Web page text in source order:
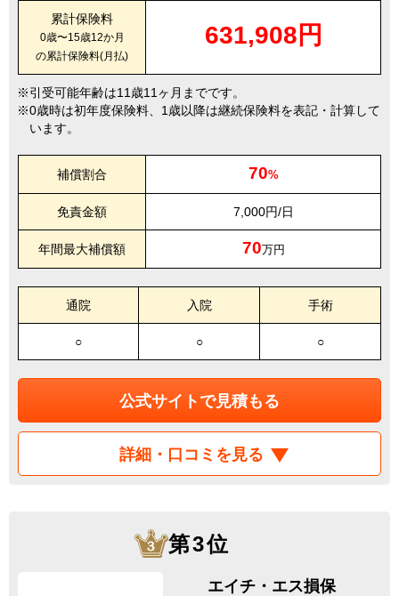
累計保険料
0歳〜15歳12か月
の累計保険料(月払)
631,908円
引受可能年齢は11歳11ヶ月までです。
0歳時は初年度保険料、1歳以降は継続保険料を表記・計算して
います。
補償割合 70%
免責金額 7,000円/日
年間最大補償額 70万円
通院 入院 手術
○ ○ ○
公式サイトで見積もる
詳細・口コミを見る
第3位
エイチ・エス損保